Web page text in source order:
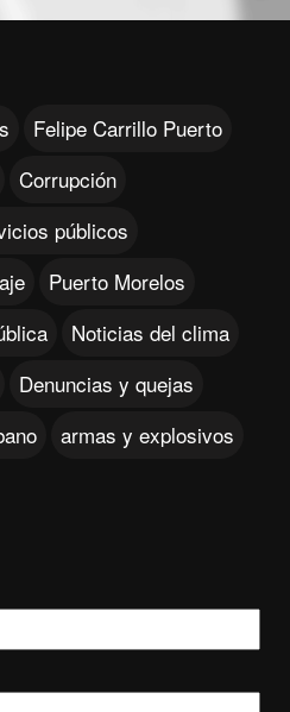
Felipe Carrillo Puerto
Corrupción
públicos
Puerto Morelos
Noticias del clima
Denuncias y quejas
armas y explosivos